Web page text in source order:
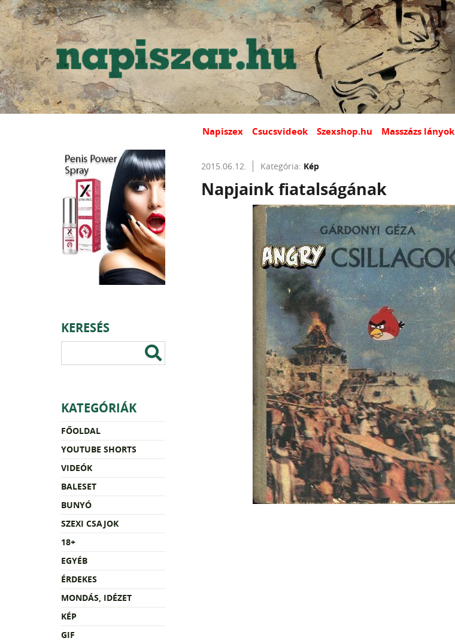
Napiszex Csucsvideok Szexshop.hu Masszázs lányok
KERESÉS
KATEGÓRIÁK
FŐOLDAL
YOUTUBE SHORTS
VIDEÓK
BALESET
BUNYÓ
SZEXI CSAJOK
18+
EGYÉB
ÉRDEKES
MONDÁS, IDÉZET
KÉP
GIF
2015.06.12. Kategória: Kép
Napjaink fiatalságának